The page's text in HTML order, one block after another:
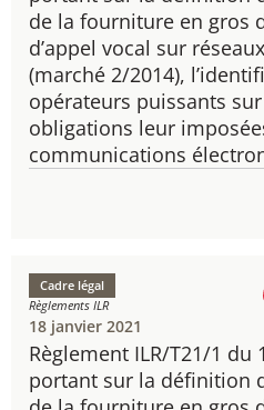
de la fourniture en gros
d’appel vocal sur
(marché 2/2014),
opérateurs puissants
obligations leur
communications
Règlement ILR/T21/1 du
​portant sur la définition
Cadre légal
Règlements ILR
18 janvier 2021